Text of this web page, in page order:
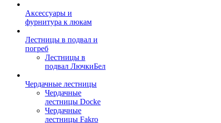
Аксессуары и
фурнитура к люкам
Лестницы в подвал и
погреб
Лестницы в
подвал ЛючкиБел
Чердачные лестницы
Чердачные
лестницы Docke
Чердачные
лестницы Fakro